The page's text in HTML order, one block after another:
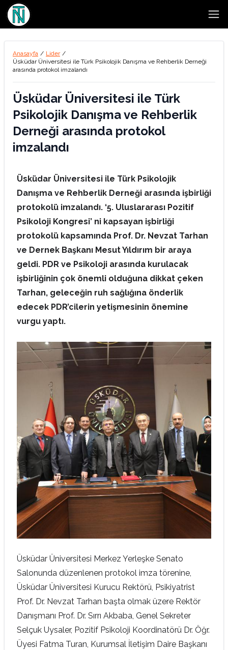
Anasayfa / Lider /
Üsküdar Üniversitesi ile Türk Psikolojik Danışma ve Rehberlik Derneği
arasında protokol imzalandı
Üsküdar Üniversitesi ile Türk
Psikolojik Danışma ve Rehberlik
Derneği arasında protokol
imzalandı
Üsküdar Üniversitesi ile Türk Psikolojik
Danışma ve Rehberlik Derneği arasında işbirliği
protokolü imzalandı. ‘5. Uluslararası Pozitif
Psikoloji Kongresi’ ni kapsayan işbirliği
protokolü kapsamında Prof. Dr. Nevzat Tarhan
ve Dernek Başkanı Mesut Yıldırım bir araya
geldi. PDR ve Psikoloji arasında kurulacak
işbirliğinin çok önemli olduğuna dikkat çeken
Tarhan, geleceğin ruh sağlığına önderlik
edecek PDR’cilerin yetişmesinin önemine
vurgu yaptı.
Üsküdar Üniversitesi Merkez Yerleşke Senato
Salonunda düzenlenen protokol imza törenine,
Üsküdar Üniversitesi Kurucu Rektörü, Psikiyatrist
Prof. Dr. Nevzat Tarhan başta olmak üzere Rektör
Danışmanı Prof. Dr. Sırrı Akbaba, Genel Sekreter
Selçuk Uysaler, Pozitif Psikoloji Koordinatörü Dr. Öğr.
Üyesi Fatma Turan, Kurumsal İletişim Daire Başkanı